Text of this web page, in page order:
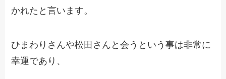
かれたと言います。
ひまわりさんや松田さんと会うという事は非常に
幸運であり、